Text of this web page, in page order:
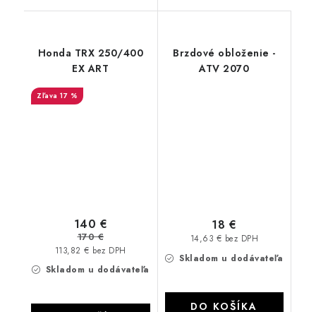
Honda TRX 250/400
EX ART
17 %
Skladom u dodávateľa
113,82 € bez DPH
140 €
170 €
Brzdové obloženie -
ATV 2070
Skladom u dodávateľa
14,63 € bez DPH
18 €
DO KOŠÍKA